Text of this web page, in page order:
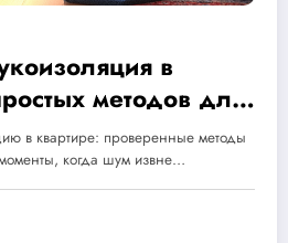
в
методов для
в квартире: проверенные методы
когда шум извне…